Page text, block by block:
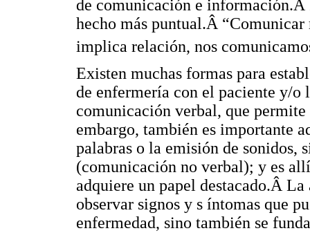
de comunicación e información.Â
hecho más puntual.Â
implica relación, nos
Existen muchas formas para
de enfermería con el paciente y/
comunicación verbal, que
embargo, también es importante
palabras o la emisión de sonidos,
(comunicación no verbal); y es
adquiere un papel destacado.Â
observar signos y s íntomas que
enfermedad, sino también se